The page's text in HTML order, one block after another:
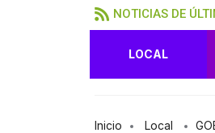
NOTICIAS DE
LOCAL
Inicio Local